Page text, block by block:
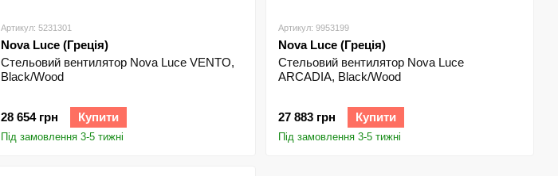
Артикул: 5231301
Nova Luce (Греція)
Стельовий вентилятор Nova Luce VENTO,
Black/Wood
28 654 грн Купити
Під замовлення 3-5 тижні
Артикул: 9953199
Nova Luce (Греція)
Стельовий вентилятор Nova Luce
ARCADIA, Black/Wood
27 883 грн Купити
Під замовлення 3-5 тижні